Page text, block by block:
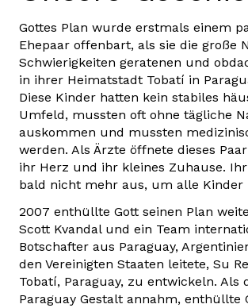
Gottes Plan wurde erstmals einem
Ehepaar offenbart, als sie die große
Schwierigkeiten geratenen und
in ihrer Heimatstadt Tobatí in
Diese Kinder hatten kein stabiles
Umfeld, mussten oft ohne tägliche
auskommen und mussten
werden. Als Ärzte öffnete dieses
ihr Herz und ihr kleines Zuhause.
bald nicht mehr aus, um alle Kinder
2007 enthüllte Gott seinen Plan
Scott Kvandal und ein Team
Botschafter aus Paraguay,
den Vereinigten Staaten leitete, Su
Tobatí, Paraguay, zu entwickeln. Als
Paraguay Gestalt annahm, enthüllte